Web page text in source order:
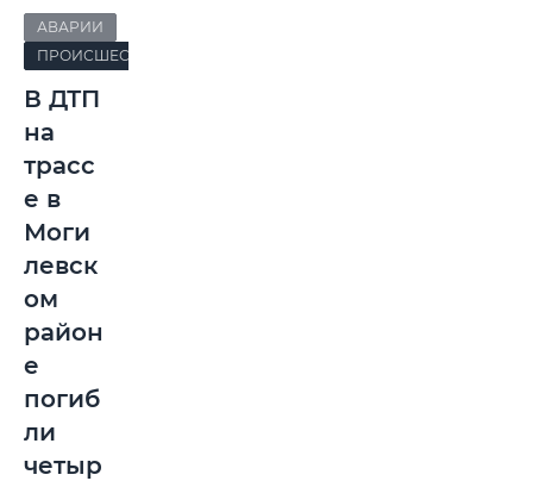
АВАРИИ
ПРОИСШЕСТВИЯ
В ДТП
на
трасс
е в
Моги
левск
ом
район
е
погиб
ли
четыр